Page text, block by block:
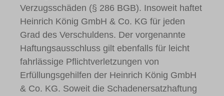
Verzugsschäden (§ 286 BGB). Insoweit haftet
Heinrich König GmbH & Co. KG für jeden
Grad des Verschuldens. Der vorgenannte
Haftungsausschluss gilt ebenfalls für leicht
fahrlässige Pflichtverletzungen von
Erfüllungsgehilfen der Heinrich König GmbH
& Co. KG. Soweit die Schadenersatzhaftung